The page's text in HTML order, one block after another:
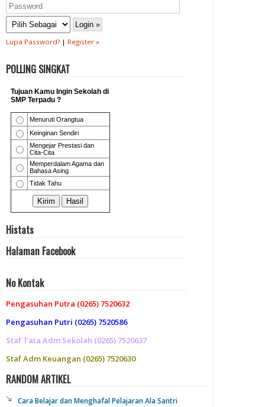
Lupa Password? | Register »
POLLING SINGKAT
Histats
Halaman Facebook
No Kontak
Pengasuhan Putra (0265) 7520632
Pengasuhan Putri (0265) 7520586
Staf Tata Adm Sekolah (0265) 7520637
Staf Adm Keuangan (0265) 7520630
RANDOM ARTIKEL
Cara Belajar dan Menghafal Pelajaran Ala Santri